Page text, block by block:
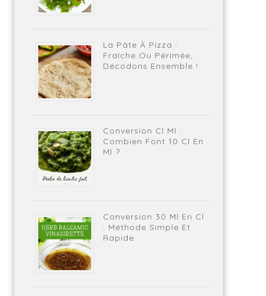
La Pâte À Pizza :
Fraîche Ou Périmée,
Décodons Ensemble !
Conversion Cl Ml :
Combien Font 10 Cl En
Ml ?
Conversion 30 Ml En Cl
: Méthode Simple Et
Rapide